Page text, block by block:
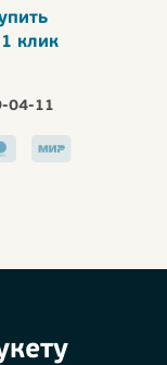
клик
04-11